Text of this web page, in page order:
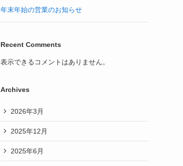
年末年始の営業のお知らせ
Recent Comments
表示できるコメントはありません。
Archives
2026年3月
2025年12月
2025年6月